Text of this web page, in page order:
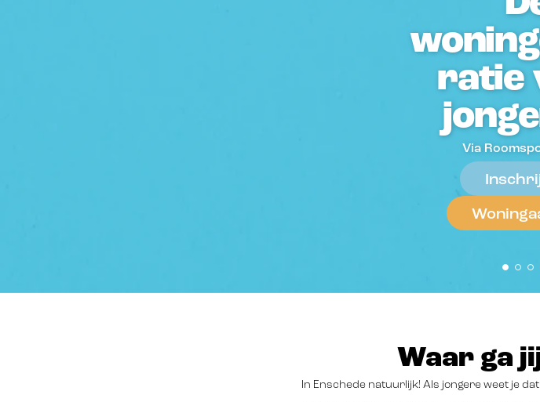
Geen
Mijn
Waar ga
In Enschede natuurlijk! Als jongere weet je